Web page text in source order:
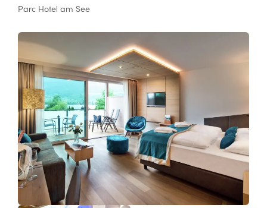
Parc Hotel am See